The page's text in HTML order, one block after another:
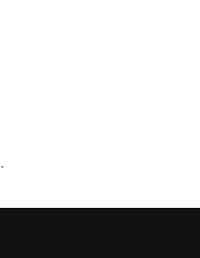
.